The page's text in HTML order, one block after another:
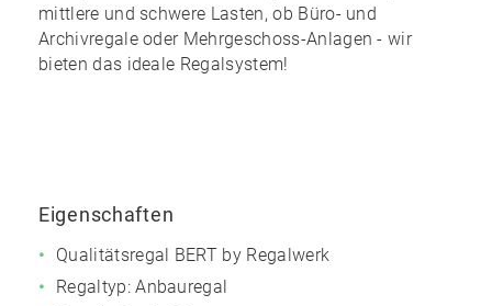
mittlere und schwere Lasten, ob Büro- und
Archivregale oder Mehrgeschoss-Anlagen - wir
bieten das ideale Regalsystem!
Eigenschaften
Qualitätsregal BERT by Regalwerk
Regaltyp: Anbauregal